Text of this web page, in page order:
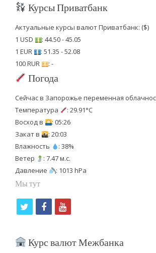
Курсы Приватбанк
Актуальные курсы валют Приватбанк: ($)
1 USD
: 44.50 - 45.05
1 EUR
: 51.35 - 52.08
100 RUR
: -
Погода
Сейчас в Запорожье переменная
Температура
: 29.91°C
Восход в
: 05:26
Закат в
: 20:03
Влажность
: 38%
Ветер
: 7.47 м.с.
Давление
: 1013 hPa
Мы тут
i
f
c
y
u
Курс валют Межбанка